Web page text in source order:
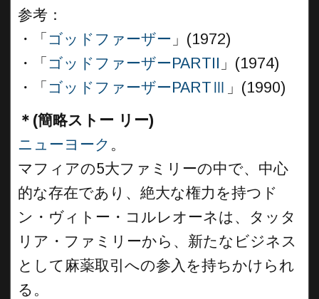
参考：
・「 ゴッドファーザー 」(1972)
・「 ゴッドファーザーPARTII 」(1974)
・「 ゴッドファーザーPARTⅢ 」(1990)
＊(簡略ストー リー)
ニューヨーク 。
マフィアの5大ファミリーの中で、中心
的な存在であり、絶大な権力を持つド
ン・ヴィトー・コルレオーネは、タッタ
リア・ファミリーから、新たなビジネス
として麻薬取引への参入を持ちかけられ
る。